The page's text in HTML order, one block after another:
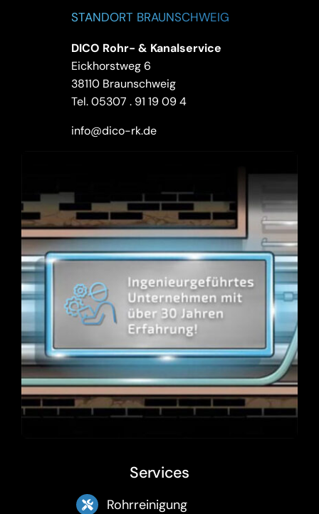
STANDORT BRAUNSCHWEIG
DICO Rohr- & Kanalservice
Eickhorstweg 6
38110 Braunschweig
Tel.05307 . 91 19 09 4
info@dico-rk.de
Services
Rohrreinigung